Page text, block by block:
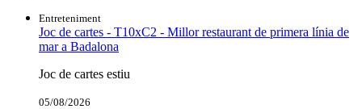
Entreteniment
Joc de cartes - T10xC2 - Millor restaurant de primera línia de
mar a Badalona
Joc de cartes estiu
05/08/2026